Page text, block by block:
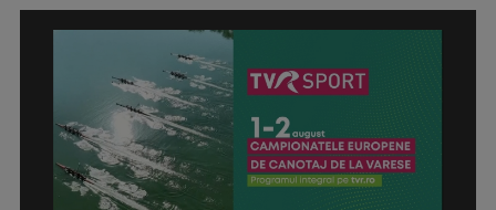
Campionatelor Europene de canotaj de la Varese